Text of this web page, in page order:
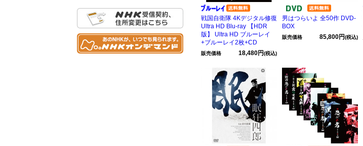
戦国自衛隊 4Kデジタル修復
Ultra HD Blu-ray 【HDR
版】 Ultra HD ブルーレイ
+ブルーレイ2枚+CD
販売価格 18,480円(税込)
男はつらいよ 全50作 DVD-
BOX
販売価格 85,800円(税込)